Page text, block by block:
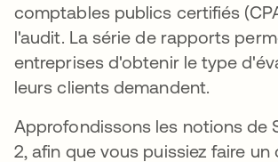
comptables publics certifiés
l'audit. La série de rapports
entreprises d'obtenir le type
leurs clients demandent.
Approfondissons les notions de
2, afin que vous puissiez faire un